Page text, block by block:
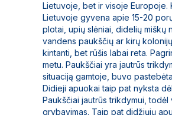
Lietuvoje, bet ir visoje Europoje.
Lietuvoje gyvena apie 15-20
plotai, upių slėniai, didelių miškų
vandens paukščių ar kirų
kintanti, bet rūšis labai reta.
metu. Paukščiai yra jautrūs
situaciją gamtoje, buvo
Didieji apuokai taip pat nyksta
Paukščiai jautrūs trikdymui,
grybavimas. Taip pat didžiųjų